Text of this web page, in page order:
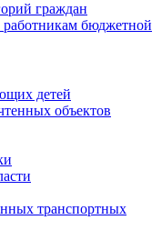
граждан
бюджетной
детей
объектов
транспортных